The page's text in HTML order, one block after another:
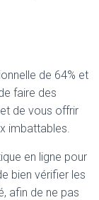
de 64% et
faire des
de vous offrir
imbattables.
en ligne pour
bien vérifier les
afin de ne pas